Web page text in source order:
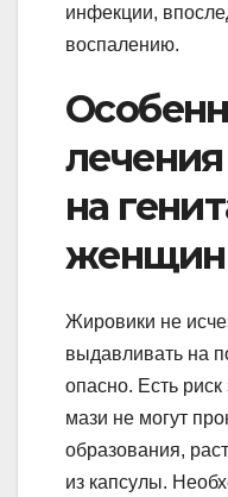
инфекции,
воспалению.
на
женщин
Жировики не
выдавливать на
опасно. Есть
мази не могут
образования,
из капсулы.